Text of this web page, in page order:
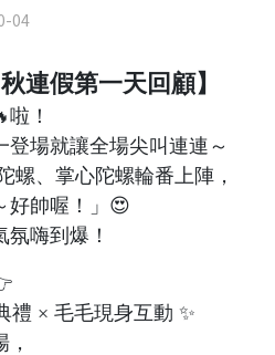
04
連假第一天回顧】
！
登場就讓全場尖叫連連～
螺、掌心陀螺輪番上陣，
好帥喔！」😍
嗨到爆！
禮 × 毛毛現身互動 ✨